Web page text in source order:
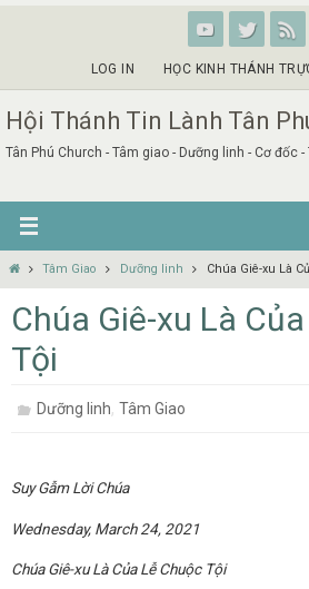
LOG IN HỌC KINH THÁNH
Hội Thánh Tin Lành Tân
Tân Phú Church - Tâm giao - Dưỡng linh - Cơ đốc -
HomeTâm Giao Dưỡng linh Chúa Giê-xu Là
Chúa Giê-xu Là
Tội
Dưỡng linh,Tâm Giao
Suy Gẫm Lời Chúa
Wednesday, March 24, 2021
Chúa Giê-xu Là Của Lễ Chuộc Tội